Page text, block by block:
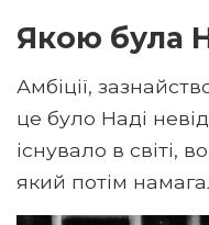
Якою була
Амбіції,
це було Наді
існувало в світі,
який потім